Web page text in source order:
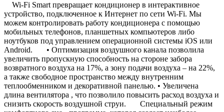
Wi-Fi Smart превращает кондиционер в интерактивное
устройство, подключенное к Интернет по сети Wi-Fi. Мы
можем контролировать работу кондиционера с помощью
мобильных телефонов, планшетных компьютеров либо
ноутбуков под управлением операционной системы iOS или
Android. • Оптимизация воздушного канала позволила
увеличить пропускную способность на стороне забора
возвратного воздуха на 17%, а зону подачи воздуха – на 22%,
а также свободное пространство между внутренним
теплообменником и декоративной панелью. • Увеличена
длина вентилятора , что позволило повысить расход воздуха и
снизить скорость воздушной струи. Специальный режим